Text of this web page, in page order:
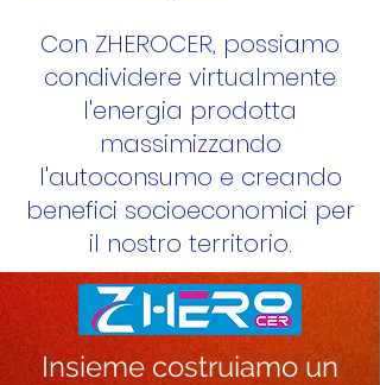
Con ZHEROCER, possiamo
condividere virtualmente
l'energia prodotta
massimizzando
l'autoconsumo e creando
benefici socioeconomici per
il nostro territorio.​​
Insieme costruiamo un